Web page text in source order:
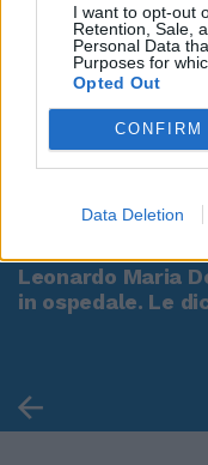
I want to opt-out
Retention, Sale,
Personal Data
Purposes for
Opted Out
CONFIRM
Data Deletion
00:00
Leonardo Maria
in ospedale. Le